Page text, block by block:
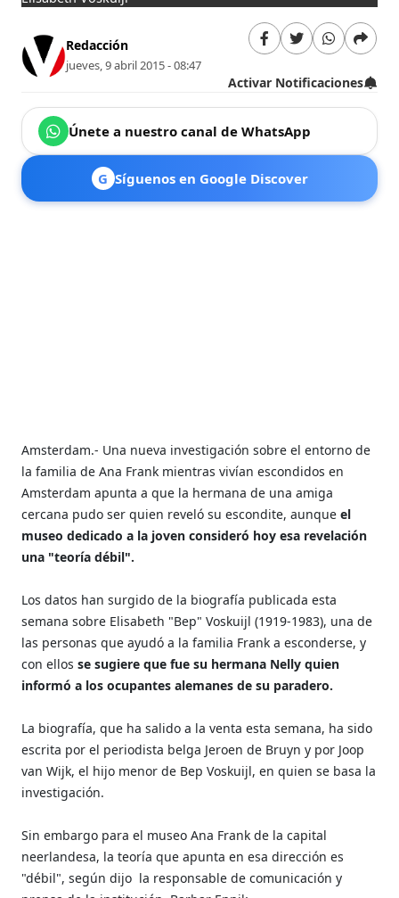
Redacción
jueves, 9 abril 2015 - 08:47
Activar Notificaciones
Únete a nuestro canal de WhatsApp
G Síguenos en Google Discover
Amsterdam.- Una nueva investigación sobre el entorno de
la familia de Ana Frank mientras vivían escondidos en
Amsterdam apunta a que la hermana de una amiga
cercana pudo ser quien reveló su escondite, aunqueel
museo dedicado a la joven consideró hoy esa revelación
una "teoría débil".
Los datos han surgido de la biografía publicada esta
semana sobre Elisabeth "Bep" Voskuijl (1919-1983), una de
las personas que ayudó a la familia Frank a esconderse, y
con ellosse sugiere que fue su hermana Nelly quien
informó a los ocupantes alemanes de su paradero.
La biografía, que ha salido a la venta esta semana, ha sido
escrita por el periodista belga Jeroen de Bruyn y por Joop
van Wijk, el hijo menor de Bep Voskuijl, en quien se basa la
investigación.
Sin embargo para el museo Ana Frank de la capital
neerlandesa, la teoría que apunta en esa dirección es
"débil", según dijo la responsable de comunicación y